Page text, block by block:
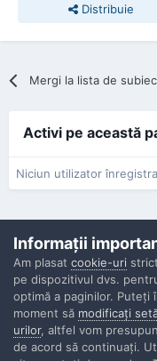
Distribuie
Mergi la lista de
Activi pe această
Niciun utilizator
Informaţii
Am plasat cookie-uri
pe dispozitivul dvs.
optimă a paginilor. Puteţi
moment să modificaţi
urilor, altfel vom
de acord să continuaţi.